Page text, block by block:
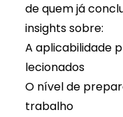
de quem já
insights sobre:
A aplicabilidade
lecionados
O nível de
trabalho